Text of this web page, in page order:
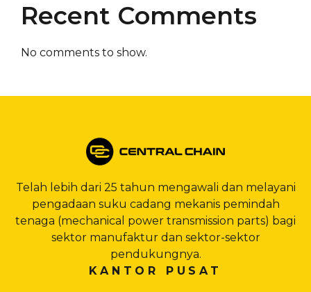
Recent Comments
No comments to show.
Telah lebih dari 25 tahun mengawali dan melayani
pengadaan suku cadang mekanis pemindah
tenaga (mechanical power transmission parts) bagi
sektor manufaktur dan sektor-sektor
pendukungnya.
KANTOR PUSAT